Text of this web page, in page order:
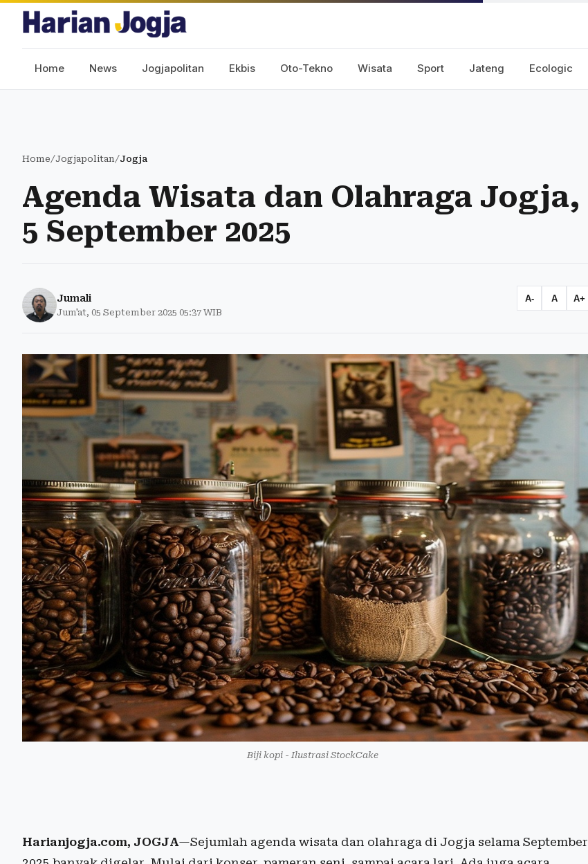
Home News Jogjapolitan Ekbis Oto-Tekno Wisata Sport Jateng Ecologic
Home/Jogjapolitan/Jogja
Agenda Wisata dan Olahraga Jogja,
5 September 2025
Jumali
Jum'at, 05 September 2025 05:37 WIB
A- A A+
Biji kopi - Ilustrasi StockCake
Harianjogja.com, JOGJA—Sejumlah agenda wisata dan olahraga di Jogja selama September